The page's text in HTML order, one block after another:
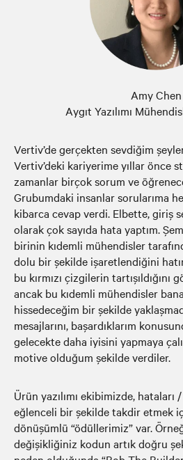
Amy Chen
Aygıt Yazılımı
Vertiv’de gerçekten sevdiğim
Vertiv’deki kariyerime yıllar önce
zamanlar birçok sorum ve
Grubumdaki insanlar sorularıma
kibarca cevap verdi. Elbette, giriş
olarak çok sayıda hata yaptım.
birinin kıdemli mühendisler
dolu bir şekilde işaretlendiğini
bu kırmızı çizgilerin tartışıldığını
ancak bu kıdemli mühendisler
hissedeceğim bir şekilde
mesajlarını, başardıklarım
gelecekte daha iyisini yapmaya
motive olduğum şekilde verdiler.
Ürün yazılımı ekibimizde, hataları
eğlenceli bir şekilde takdir etmek
dönüşümlü “ödüllerimiz” var.
değişikliğiniz kodun artık doğru